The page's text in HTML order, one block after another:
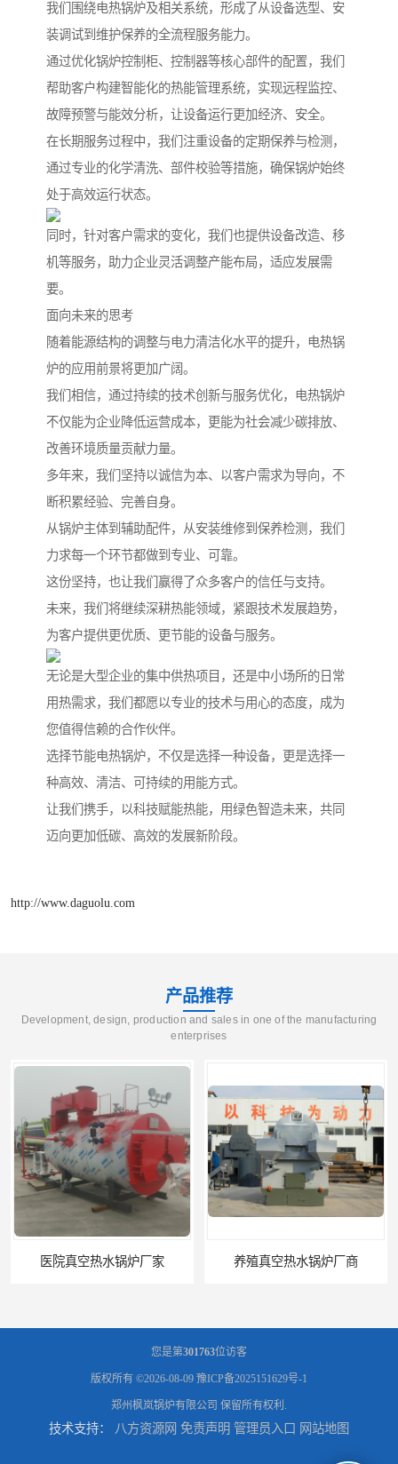
我们围绕电热锅炉及相关系统，形成了从设备选型、安
装调试到维护保养的全流程服务能力。
通过优化锅炉控制柜、控制器等核心部件的配置，我们
帮助客户构建智能化的热能管理系统，实现远程监控、
故障预警与能效分析，让设备运行更加经济、安全。
在长期服务过程中，我们注重设备的定期保养与检测，
通过专业的化学清洗、部件校验等措施，确保锅炉始终
处于高效运行状态。
同时，针对客户需求的变化，我们也提供设备改造、移
机等服务，助力企业灵活调整产能布局，适应发展需
要。
面向未来的思考
随着能源结构的调整与电力清洁化水平的提升，电热锅
炉的应用前景将更加广阔。
我们相信，通过持续的技术创新与服务优化，电热锅炉
不仅能为企业降低运营成本，更能为社会减少碳排放、
改善环境质量贡献力量。
多年来，我们坚持以诚信为本、以客户需求为导向，不
断积累经验、完善自身。
从锅炉主体到辅助配件，从安装维修到保养检测，我们
力求每一个环节都做到专业、可靠。
这份坚持，也让我们赢得了众多客户的信任与支持。
未来，我们将继续深耕热能领域，紧跟技术发展趋势，
为客户提供更优质、更节能的设备与服务。
无论是大型企业的集中供热项目，还是中小场所的日常
用热需求，我们都愿以专业的技术与用心的态度，成为
您值得信赖的合作伙伴。
选择节能电热锅炉，不仅是选择一种设备，更是选择一
种高效、清洁、可持续的用能方式。
让我们携手，以科技赋能热能，用绿色智造未来，共同
迈向更加低碳、高效的发展新阶段。
http://www.daguolu.com
产品推荐
Development, design, production and sales in one of the manufacturing
enterprises
医院真空热水锅炉厂家 养殖真空热水锅炉厂商
您是第301763位访客
版权所有 ©2026-08-09 豫ICP备2025151629号-1
郑州枫岚锅炉有限公司 保留所有权利.
技术支持： 八方资源网 免责声明 管理员入口 网站地图